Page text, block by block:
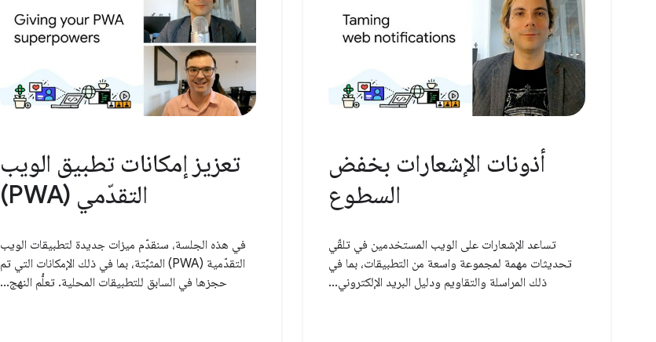
أذونات الإشعارات بخفض
السطوع
تساعد الإشعارات على الويب المستخدمين في تلقّي
تحديثات مهمة لمجموعة واسعة من التطبيقات، بما في
ذلك المراسلة والتقاويم ودليل البريد الإلكتروني...
تعزيز إمكانات تطبيق الويب
التقدّمي (PWA)
في هذه الجلسة، سنقدّم ميزات جديدة لتطبيقات الويب
التقدّمية (PWA) المثبَّتة، بما في ذلك الإمكانات التي تم
حجزها في السابق للتطبيقات المحلية. تعلُّم النهج...